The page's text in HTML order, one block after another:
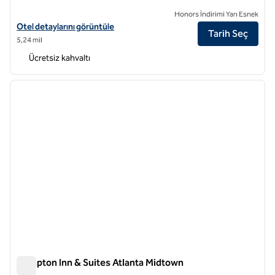
Home2 Suites by Hilton Atlanta Midtown için otel detaylarını
Otel detaylarını görüntüle
5,24 mil
Honors İndirimi Yarı Esnek
Tarih Seç
Ücretsiz kahvaltı
1 / 12
Hampton Inn & Suites Atlanta Midtown